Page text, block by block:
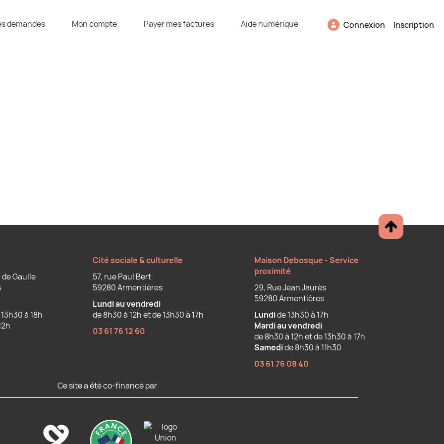
demandes Mon compte Payer mes factures Aide numérique Connexion Inscription
Gaulle
à 18h
Cité sociale & culturelle
57, rue Paul Bert
59280 Armentières
Lundi au vendredi
de 8h30 à 12h et de 13h30 à 17h
03 61 76 12 60
Maison Debosque - Service
proximité
29, Rue Jean Jaurès
59280 Armentières
Lundide 13h30 à 17h
Mardi au vendredi
de 8h30 à 12h et de 13h30 à 17h
Samedide 8h30 à 11h30
03 61 76 08 40
Ce site a été co-financé par